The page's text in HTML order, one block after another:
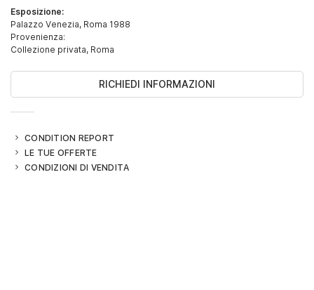
Esposizione:
Palazzo Venezia, Roma 1988
Provenienza:
Collezione privata, Roma
RICHIEDI INFORMAZIONI
CONDITION REPORT
LE TUE OFFERTE
CONDIZIONI DI VENDITA